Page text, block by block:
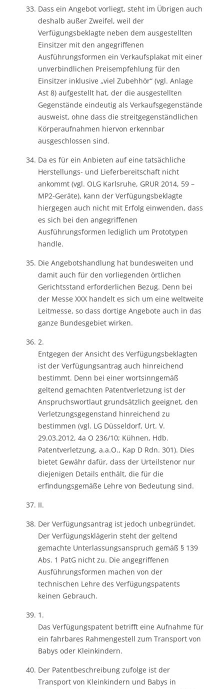
Dass ein Angebot vorliegt, steht im Übrigen auch
deshalb außer Zweifel, weil der
Verfügungsbeklagte neben dem ausgestellten
Einsitzer mit den angegriffenen
Ausführungsformen ein Verkaufsplakat mit einer
unverbindlichen Preisempfehlung für den
Einsitzer inklusive „viel Zubehhör“ (vgl. Anlage
Ast 8) aufgestellt hat, der die ausgestellten
Gegenstände eindeutig als Verkaufsgegenstände
ausweist, ohne dass die streitgegenständlichen
Körperaufnahmen hiervon erkennbar
ausgeschlossen sind.
Da es für ein Anbieten auf eine tatsächliche
Herstellungs- und Lieferbereitschaft nicht
ankommt (vgl. OLG Karlsruhe, GRUR 2014, 59 –
MP2-Geräte), kann der Verfügungsbeklagte
hiergegen auch nicht mit Erfolg einwenden, dass
es sich bei den angegriffenen
Ausführungsformen lediglich um Prototypen
handle.
Die Angebotshandlung hat bundesweiten und
damit auch für den vorliegenden örtlichen
Gerichtsstand erforderlichen Bezug. Denn bei
der Messe XXX handelt es sich um eine weltweite
Leitmesse, so dass dortige Angebote auch in das
ganze Bundesgebiet wirken.
2.
Entgegen der Ansicht des Verfügungsbeklagten
ist der Verfügungsantrag auch hinreichend
bestimmt. Denn bei einer wortsinngemäß
geltend gemachten Patentverletzung ist der
Anspruchswortlaut grundsätzlich geeignet, den
Verletzungsgegenstand hinreichend zu
bestimmen (vgl. LG Düsseldorf, Urt. V.
29.03.2012, 4a O 236/10; Kühnen, Hdb.
Patentverletzung, a.a.O., Kap D Rdn. 301). Dies
bietet Gewähr dafür, dass der Urteilstenor nur
diejenigen Details enthält, die für die
erfindungsgemäße Lehre von Bedeutung sind.
II.
Der Verfügungsantrag ist jedoch unbegründet.
Der Verfügungsklägerin steht der geltend
gemachte Unterlassungsanspruch gemäß § 139
Abs. 1 PatG nicht zu. Die angegriffenen
Ausführungsformen machen von der
technischen Lehre des Verfügungspatents
keinen Gebrauch.
1.
Das Verfügungspatent betrifft eine Aufnahme für
ein fahrbares Rahmengestell zum Transport von
Babys oder Kleinkindern.
Der Patentbeschreibung zufolge ist der
Transport von Kleinkindern und Babys in